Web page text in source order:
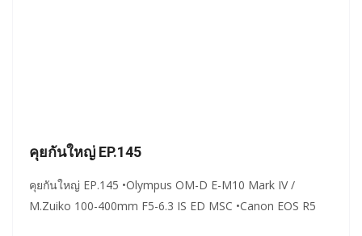
คุยกันใหญ่ EP.145
คุยกันใหญ่ EP.145 •Olympus OM-D E-M10 Mark IV /
M.Zuiko 100-400mm F5-6.3 IS ED MSC •Canon EOS R5